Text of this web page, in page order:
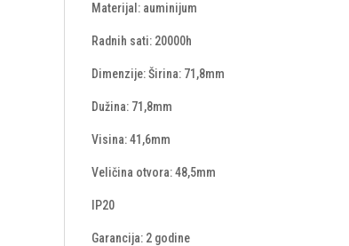
Materijal: auminijum
Radnih sati: 20000h
Dimenzije: Širina: 71,8mm
Dužina: 71,8mm
Visina: 41,6mm
Veličina otvora: 48,5mm
IP20
Garancija: 2 godine